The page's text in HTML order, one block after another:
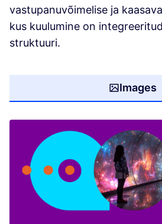
vastupanuvõimelise ja
kus kuulumine on
struktuuri.
Images